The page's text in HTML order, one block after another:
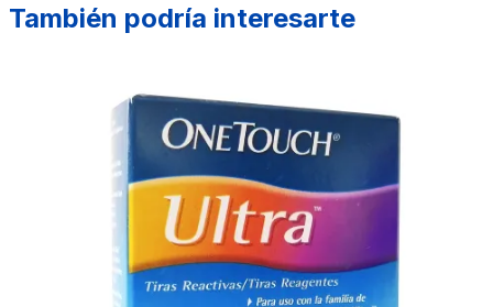
También podría interesarte